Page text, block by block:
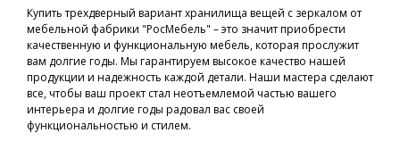
Купить трехдверный вариант хранилища вещей с зеркалом от
мебельной фабрики "РосМебель" – это значит приобрести
качественную и функциональную мебель, которая прослужит
вам долгие годы. Мы гарантируем высокое качество нашей
продукции и надежность каждой детали. Наши мастера сделают
все, чтобы ваш проект стал неотъемлемой частью вашего
интерьера и долгие годы радовал вас своей
функциональностью и стилем.